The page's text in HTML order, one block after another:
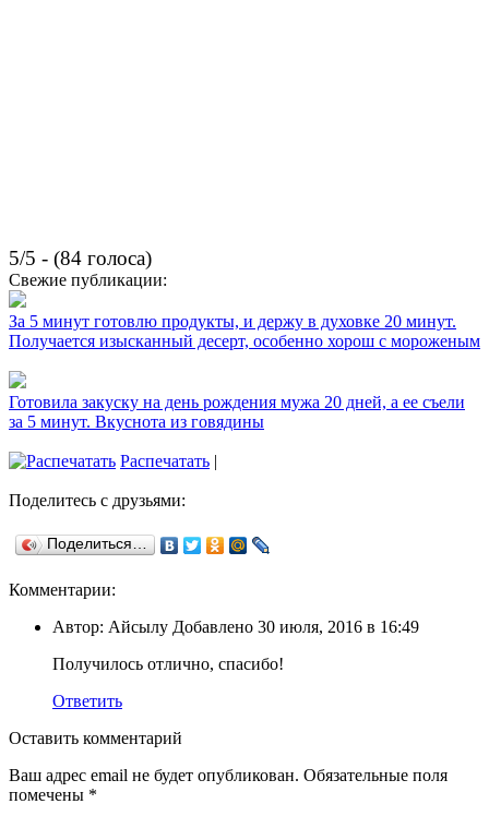
5/5 - (84 голоса)
Свежие публикации:
За 5 минут готовлю продукты, и держу в духовке 20 минут.
Получается изысканный десерт, особенно хорош с мороженым
Готовила закуску на день рождения мужа 20 дней, а ее съели
за 5 минут. Вкуснота из говядины
Распечатать |
Поделитесь с друзьями:
Поделиться…
Комментарии:
Автор: Айсылу Добавлено 30 июля, 2016 в 16:49
Получилось отлично, спасибо!
Ответить
Оставить комментарий
Ваш адрес email не будет опубликован. Обязательные поля
помечены *